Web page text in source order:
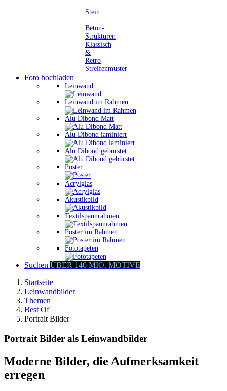
Stein
Beton-
Strukturen
Klassisch
&
Retro
Streifenmuster
Foto hochladen
Leinwand
Leinwand im Rahmen
Alu Dibond Matt
Alu Dibond laminiert
Alu Dibond gebürstet
Poster
Acrylglas
Akustikbild
Textilspannrahmen
Poster im Rahmen
Fototapeten
Suchen ÜBER 140 MIO. MOTIVE
Startseite
Leinwandbilder
Themen
Best Of
Portrait Bilder
Portrait Bilder als Leinwandbilder
Moderne Bilder, die Aufmerksamkeit
erregen